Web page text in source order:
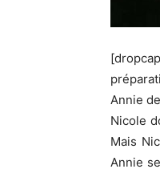
Annie
Nicole
Mais
Annie